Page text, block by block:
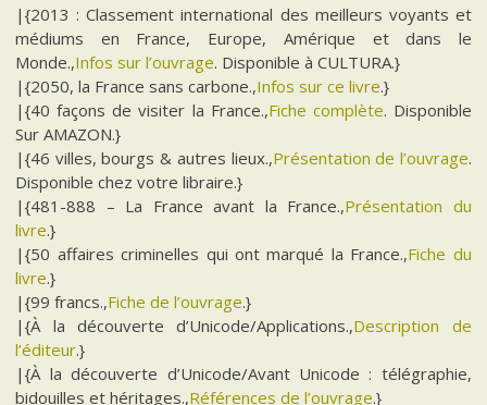
|{2013 : Classement international des meilleurs voyants et
médiums en France, Europe, Amérique et dans le
Monde.,Infos sur l’ouvrage. Disponible à CULTURA.}
|{2050, la France sans carbone.,Infos sur ce livre.}
|{40 façons de visiter la France.,Fiche complète. Disponible
Sur AMAZON.}
|{46 villes, bourgs & autres lieux.,Présentation de l’ouvrage.
Disponible chez votre libraire.}
|{481-888 – La France avant la France.,Présentation du
livre.}
|{50 affaires criminelles qui ont marqué la France.,Fiche du
livre.}
|{99 francs.,Fiche de l’ouvrage.}
|{À la découverte d’Unicode/Applications.,Description de
l’éditeur.}
|{À la découverte d’Unicode/Avant Unicode : télégraphie,
bidouilles et héritages.,Références de l’ouvrage.}